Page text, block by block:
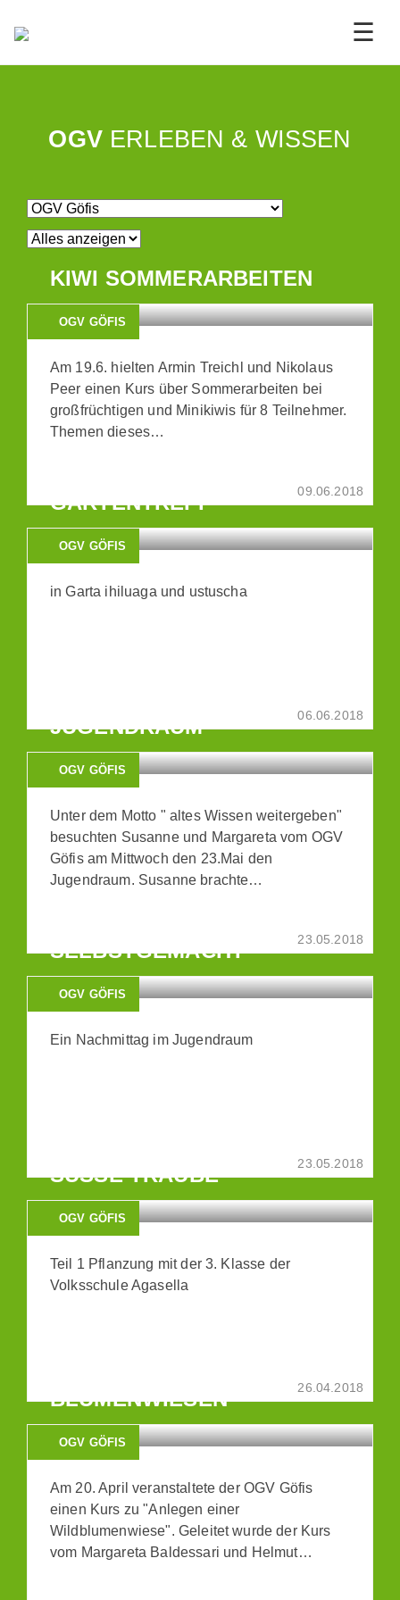
☰
OGVERLEBEN & WISSEN
KIWI SOMMERARBEITEN
OGV GÖFIS
Am 19.6. hielten Armin Treichl und Nikolaus
Peer einen Kurs über Sommerarbeiten bei
großfrüchtigen und Minikiwis für 8 Teilnehmer.
Themen dieses…
09.06.2018
GARTENTREFF
OGV GÖFIS
in Garta ihiluaga und ustuscha
06.06.2018
JUGENDRAUM
OGV GÖFIS
Unter dem Motto " altes Wissen weitergeben"
besuchten Susanne und Margareta vom OGV
Göfis am Mittwoch den 23.Mai den
Jugendraum. Susanne brachte…
23.05.2018
SELBSTGEMACHT
OGV GÖFIS
Ein Nachmittag im Jugendraum
23.05.2018
SÜSSE TRAUBE"
OGV GÖFIS
Teil 1 Pflanzung mit der 3. Klasse der
Volksschule Agasella
26.04.2018
BLUMENWIESEN"
OGV GÖFIS
Am 20. April veranstaltete der OGV Göfis
einen Kurs zu "Anlegen einer
Wildblumenwiese". Geleitet wurde der Kurs
vom Margareta Baldessari und Helmut…